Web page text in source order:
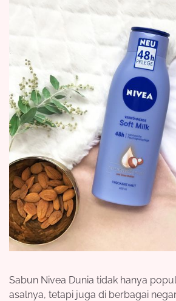
Sabun Nivea Dunia tidak hanya
asalnya, tetapi juga di berbagai